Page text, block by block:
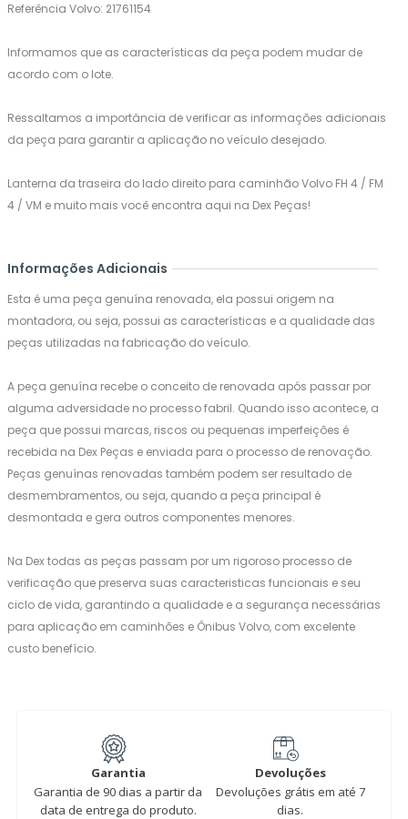
Referência Volvo: 21761154
Informamos que as características da peça podem mudar de
acordo com o lote.
Ressaltamos a importância de verificar as informações adicionais
da peça para garantir a aplicação no veículo desejado.
Lanterna da traseira do lado direito para caminhão Volvo FH 4 / FM
4 / VM e muito mais você encontra aqui na Dex Peças!
Informações Adicionais
Esta é uma peça genuína renovada, ela possui origem na
montadora, ou seja, possui as características e a qualidade das
peças utilizadas na fabricação do veículo.
A peça genuína recebe o conceito de renovada após passar por
alguma adversidade no processo fabril. Quando isso acontece, a
peça que possui marcas, riscos ou pequenas imperfeições é
recebida na Dex Peças e enviada para o processo de renovação.
Peças genuínas renovadas também podem ser resultado de
desmembramentos, ou seja, quando a peça principal é
desmontada e gera outros componentes menores.
Na Dex todas as peças passam por um rigoroso processo de
verificação que preserva suas caracteristicas funcionais e seu
ciclo de vida, garantindo a qualidade e a segurança necessárias
para aplicação em caminhões e Ônibus Volvo, com excelente
custo benefício.
Garantia
Garantia de 90 dias a partir da
data de entrega do produto.
Devoluções
Devoluções grátis em até 7
dias.